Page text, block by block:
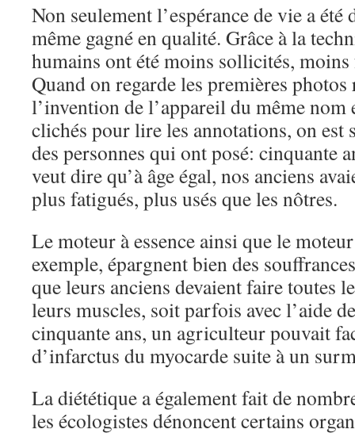
Non seulement l’espérance de vie a
même gagné en qualité. Grâce à la
humains ont été moins sollicités, moins
Quand on regarde les premières photos
l’invention de l’appareil du même nom
clichés pour lire les annotations, on est
des personnes qui ont posé: cinquante
veut dire qu’à âge égal, nos anciens
plus fatigués, plus usés que les nôtres.
Le moteur à essence ainsi que le
exemple, épargnent bien des
que leurs anciens devaient faire toutes
leurs muscles, soit parfois avec l’aide
cinquante ans, un agriculteur pouvait
d’infarctus du myocarde suite à un
La diététique a également fait de
les écologistes dénoncent certains